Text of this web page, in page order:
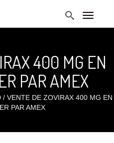
T
e
n
a
v
i
g
a
n
400 MG EN
PAR AMEX
/ VENTE DE ZOVIRAX 400 MG EN
PAR AMEX